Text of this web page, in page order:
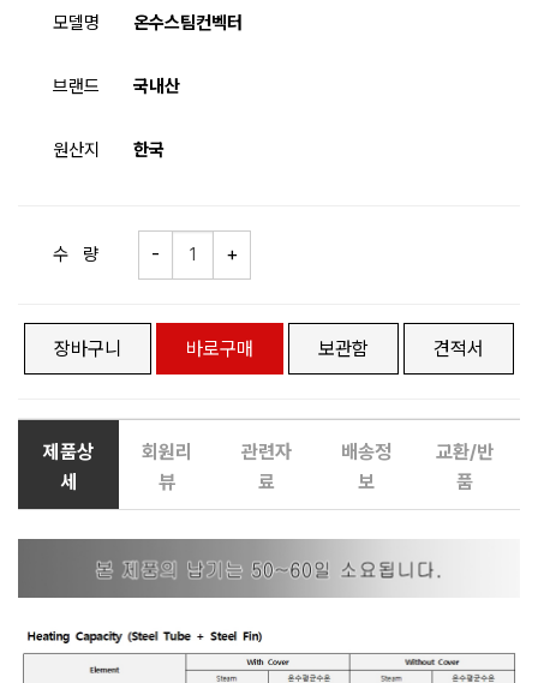
모델명 온수스팀컨벡터
브랜드 국내산
원산지 한국
수 량
장바구니 바로구매 보관함 견적서
제품상
세
회원리
뷰
관련자
료
배송정
보
교환/반
품